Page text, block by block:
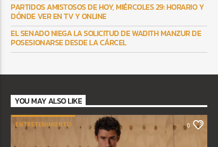
PARTIDOS AMISTOSOS DE HOY, MIÉRCOLES 29: HORARIO Y
DÓNDE VER EN TV Y ONLINE
EL SENADO NIEGA LA SOLICITUD DE WADITH MANZUR DE
POSESIONARSE DESDE LA CÁRCEL
YOU MAY ALSO LIKE
ENTRETENIMIENTO 0